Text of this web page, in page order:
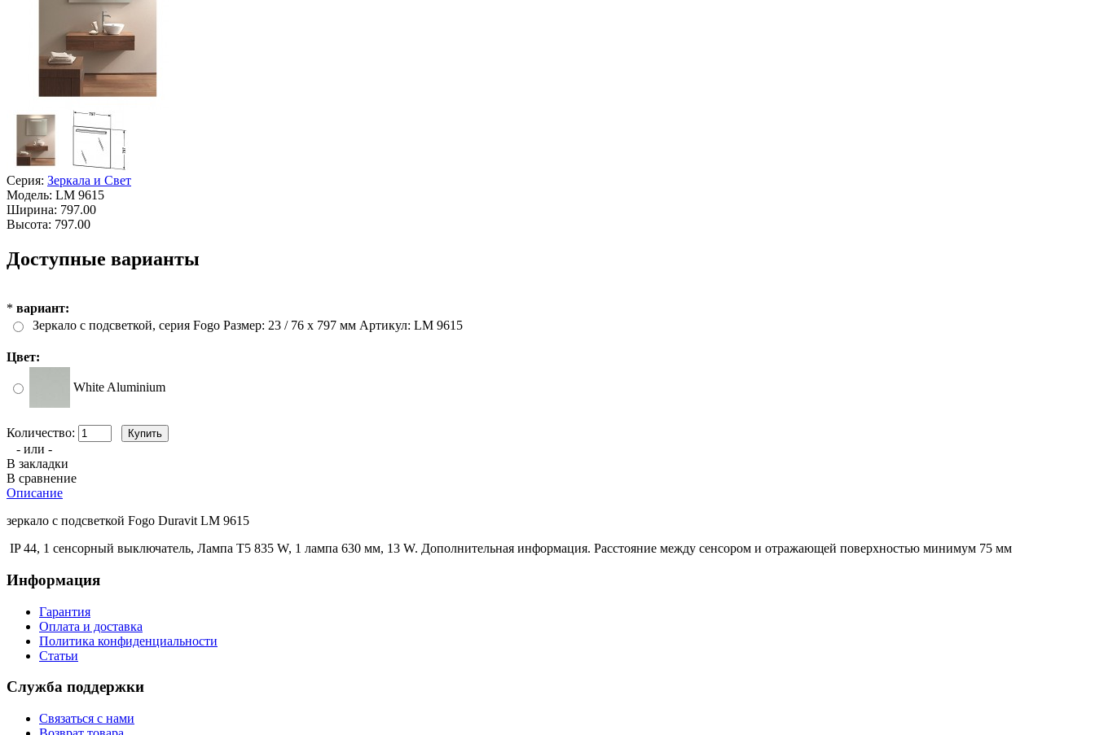
Серия: Зеркала и Свет
Модель: LM 9615
Ширина: 797.00
Высота: 797.00
Доступные варианты
* вариант:
Зеркало с подсветкой, серия Fogo Размер: 23 / 76 x 797 мм Артикул: LM 9615
Цвет:
White Aluminium
Количество:
- или -
В закладки
В сравнение
Описание
зеркало с подсветкой Fogo Duravit LM 9615
IP 44, 1 сенсорный выключатель, Лампа T5 835 W, 1 лампа 630 мм, 13 W. Дополнительная информация. Расстояние между сенсором и отражающей поверхностью минимум 75 мм
Информация
Гарантия
Оплата и доставка
Политика конфиденциальности
Статьи
Служба поддержки
Связаться с нами